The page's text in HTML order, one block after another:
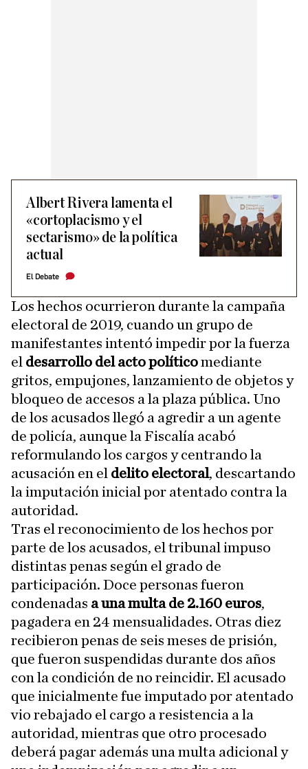
Albert Rivera lamenta el
«cortoplacismo y el
sectarismo» de la política
actual
El Debate
Los hechos ocurrieron durante la campaña
electoral de 2019, cuando un grupo de
manifestantes intentó impedir por la fuerza
el desarrollo del acto políticomediante
gritos, empujones, lanzamiento de objetos y
bloqueo de accesos a la plaza pública. Uno
de los acusados llegó a agredir a un agente
de policía, aunque la Fiscalía acabó
reformulando los cargos y centrando la
acusación en el delito electoral, descartando
la imputación inicial por atentado contra la
autoridad.
Tras el reconocimiento de los hechos por
parte de los acusados, el tribunal impuso
distintas penas según el grado de
participación. Doce personas fueron
condenadas a una multa de 2.160 euros,
pagadera en 24 mensualidades. Otras diez
recibieron penas de seis meses de prisión,
que fueron suspendidas durante dos años
con la condición de no reincidir. El acusado
que inicialmente fue imputado por atentado
vio rebajado el cargo a resistencia a la
autoridad, mientras que otro procesado
deberá pagar además una multa adicional y